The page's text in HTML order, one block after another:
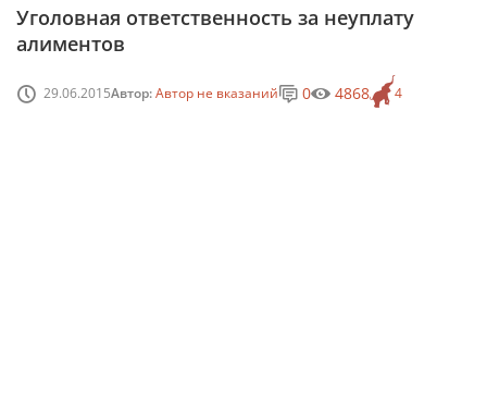
Уголовная ответственность за неуплату
алиментов
29.06.2015Автор:Автор не вказаний 4
0 4868